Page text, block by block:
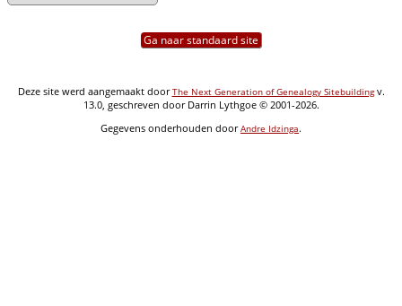
Ga naar standaard site
Deze site werd aangemaakt doorThe Next Generation of Genealogy Sitebuildingv.
13.0, geschreven door Darrin Lythgoe © 2001-2026.
Gegevens onderhouden doorAndre Idzinga.